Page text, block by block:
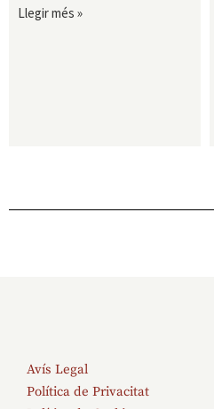
Llegir més »
Avís Legal
Política de Privacitat